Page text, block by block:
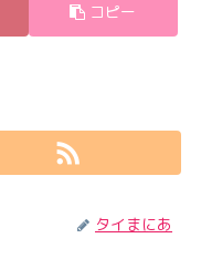
コピー
タイまにあ